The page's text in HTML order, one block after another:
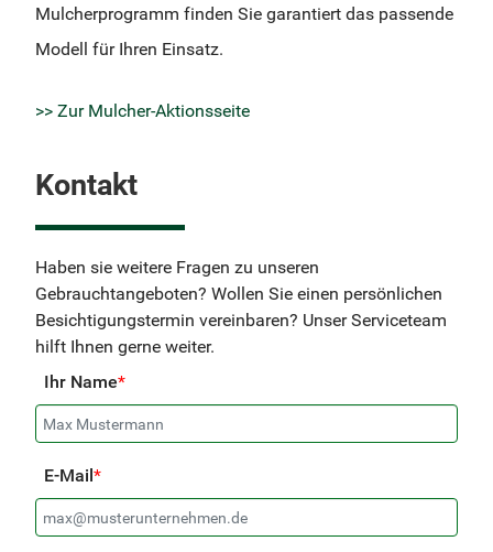
Mulcherprogramm finden Sie garantiert das passende
Modell für Ihren Einsatz.
>> Zur Mulcher-Aktionsseite
Kontakt
Haben sie weitere Fragen zu unseren
Gebrauchtangeboten? Wollen Sie einen persönlichen
Besichtigungstermin vereinbaren? Unser Serviceteam
hilft Ihnen gerne weiter.
Ihr Name*
E-Mail*